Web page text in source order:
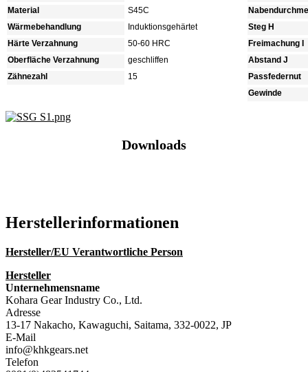
Material
S45C
Wärmebehandlung
Induktionsgehärtet
Härte Verzahnung
50-60 HRC
Oberfläche Verzahnung
geschliffen
Zähnezahl
15
Steg H
Freimachung I
Abstand J
Passfedernut
Gewinde
Downloads
Hersteller­informationen
Hersteller/EU Verantwortliche Person
Hersteller
Unternehmensname
Kohara Gear Industry Co., Ltd.
Adresse
13-17 Nakacho, Kawaguchi, Saitama, 332-0022, JP
E-Mail
info@khkgears.net
Telefon